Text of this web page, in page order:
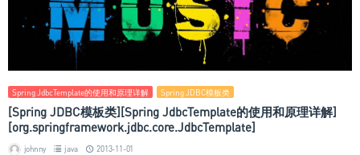
Spring JdbcTemplate的使用和原理详解 Spring JDBC模板类
[Spring JDBC模板类][Spring JdbcTemplate的使用和原理详解]
[org.springframework.jdbc.core.JdbcTemplate]
johnny java 2013-11-01